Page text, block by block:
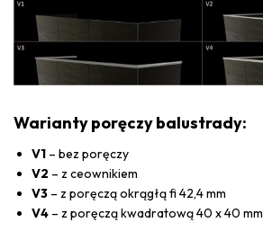
Warianty poręczy balustrady:
V1 – bez poręczy
V2 – z ceownikiem
V3 – z poręczą okrągłą fi 42,4 mm
V4 – z poręczą kwadratową 40 x 40 mm